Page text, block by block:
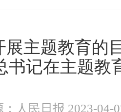
展主题教育
书记在主题教
：人民日报 2023-04-